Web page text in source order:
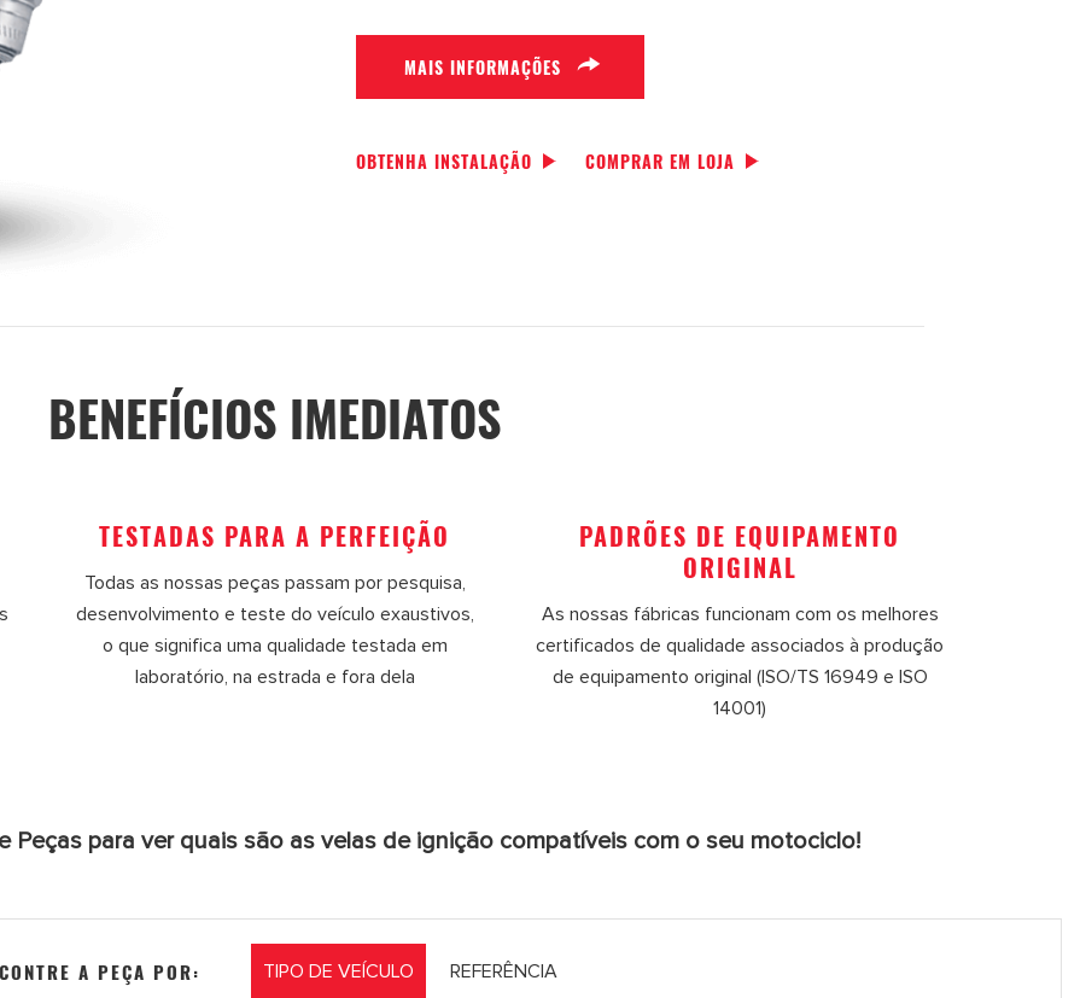
MAIS INFORMAÇÕES
OBTENHA INSTALAÇÃO COMPRAR EM LOJA
BENEFÍCIOS IMEDIATOS
TESTADAS PARA A PERFEIÇÃO
Todas as nossas peças passam por pesquisa,
desenvolvimento e teste do veículo exaustivos,
o que significa uma qualidade testada em
laboratório, na estrada e fora dela
PADRÕES DE EQUIPAMENTO
ORIGINAL
As nossas fábricas funcionam com os melhores
certificados de qualidade associados à produção
de equipamento original (ISO/TS 16949 e ISO
14001)
Peças para ver quais são as velas de ignição compatíveis com o seu motociclo!
A PEÇA POR: TIPO DE VEÍCULO REFERÊNCIA